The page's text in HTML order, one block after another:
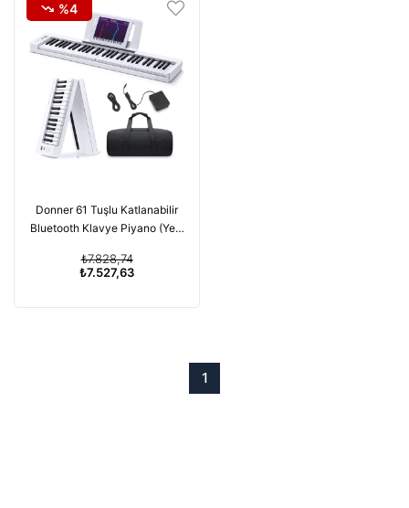
Donner 61 Tuşlu Katlanabilir
Bluetooth Klavye Piyano (Yeni
₺7.527,63
₺7.828,74
%4
1